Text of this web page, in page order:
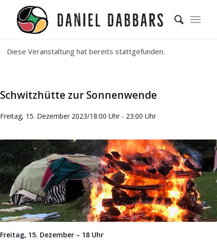
Diese Veranstaltung hat bereits stattgefunden.
Schwitzhütte zur Sonnenwende
Freitag, 15. Dezember 2023/18:00 Uhr - 23:00 Uhr
Freitag, 15. Dezember – 18 Uhr